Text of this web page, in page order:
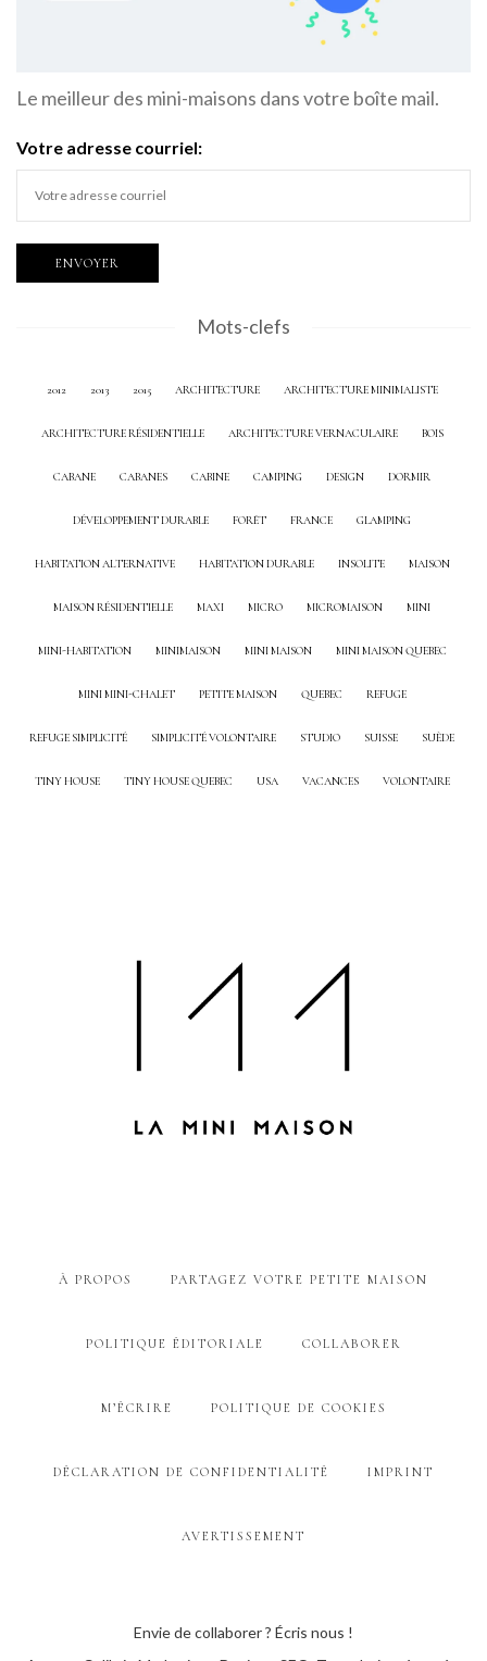
Le meilleur des mini-maisons dans votre boîte mail.
Votre adresse courriel:
Mots-clefs
2012 2013 2015 ARCHITECTURE ARCHITECTURE MINIMALISTE
ARCHITECTURE RÉSIDENTIELLE ARCHITECTURE VERNACULAIRE BOIS
CABANE CABANES CABINE CAMPING DESIGN DORMIR
DÉVELOPPEMENT DURABLE FORÊT FRANCE GLAMPING
HABITATION ALTERNATIVE HABITATION DURABLE INSOLITE MAISON
MAISON RÉSIDENTIELLE MAXI MICRO MICROMAISON MINI
MINI-HABITATION MINIMAISON MINI MAISON MINI MAISON QUEBEC
MINI MINI-CHALET PETITE MAISON QUEBEC REFUGE
REFUGE SIMPLICITÉ SIMPLICITÉ VOLONTAIRE STUDIO SUISSE SUÈDE
TINY HOUSE TINY HOUSE QUEBEC USA VACANCES VOLONTAIRE
À PROPOS PARTAGEZ VOTRE PETITE MAISON
POLITIQUE ÉDITORIALE COLLABORER
M’ÉCRIRE POLITIQUE DE COOKIES
DÉCLARATION DE CONFIDENTIALITÉ IMPRINT
AVERTISSEMENT
Envie de collaborer ? Écris nous !